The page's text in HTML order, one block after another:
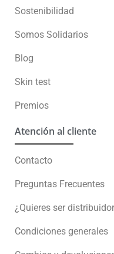
Sostenibilidad
Somos Solidarios
Blog
Skin test
Premios
Atención al cliente
Contacto
Preguntas Frecuentes
¿Quieres ser
Condiciones generales